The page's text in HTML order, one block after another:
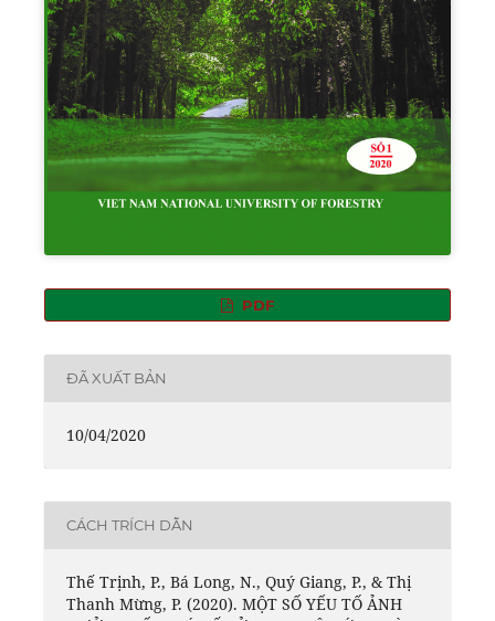
PDF
ĐÃ XUẤT BẢN
10/04/2020
CÁCH TRÍCH DẪN
Thế Trịnh, P., Bá Long, N., Quý Giang, P., & Thị
Thanh Mừng, P. (2020). MỘT SỐ YẾU TỐ ẢNH